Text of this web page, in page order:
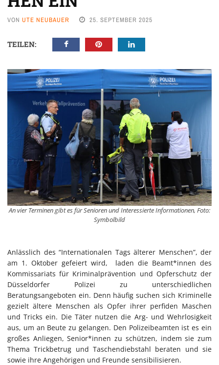
VON UTE NEUBAUER 25. SEPTEMBER 2025
TEILEN:
An vier Terminen gibt es für Senioren und Interessierte Informationen, Foto:
Symbolbild
Anlässlich des “Internationalen Tags älterer Menschen”, der
am 1. Oktober gefeiert wird, laden die Beamt*innen des
Kommissariats für Kriminalprävention und Opferschutz der
Düsseldorfer Polizei zu unterschiedlichen
Beratungsangeboten ein. Denn häufig suchen sich Kriminelle
gezielt ältere Menschen als Opfer ihrer perfiden Maschen
und Tricks ein. Die Täter nutzen die Arg- und Wehrlosigkeit
aus, um an Beute zu gelangen. Den Polizeibeamten ist es ein
großes Anliegen, Senior*innen zu schützen, indem sie zum
Thema Trickbetrug und Taschendiebstahl beraten und sie
sowie ihre Angehörigen und Freunde sensibilisieren.